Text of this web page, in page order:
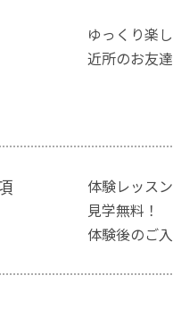
ゆっくり楽
近所のお友
体験レッス
見学無料！
体験後のご